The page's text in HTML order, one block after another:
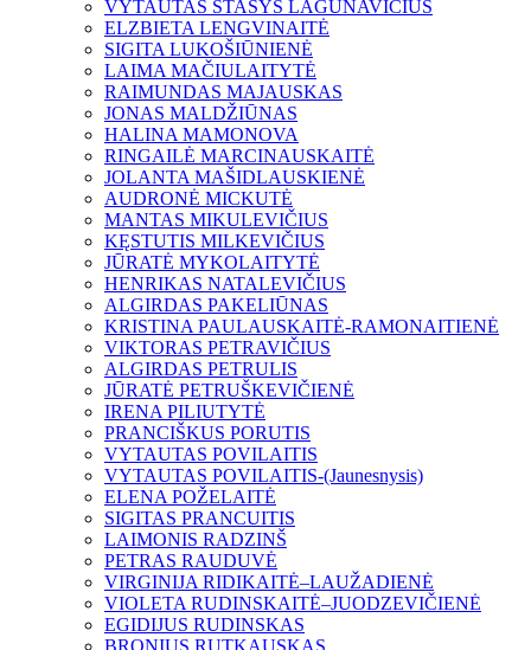
VYTAUTAS STASYS LAGUNAVIČIUS
ELZBIETA LENGVINAITĖ
SIGITA LUKOŠIŪNIENĖ
LAIMA MAČIULAITYTĖ
RAIMUNDAS MAJAUSKAS
JONAS MALDŽIŪNAS
HALINA MAMONOVA
RINGAILĖ MARCINAUSKAITĖ
JOLANTA MAŠIDLAUSKIENĖ
AUDRONĖ MICKUTĖ
MANTAS MIKULEVIČIUS
KĘSTUTIS MILKEVIČIUS
JŪRATĖ MYKOLAITYTĖ
HENRIKAS NATALEVIČIUS
ALGIRDAS PAKELIŪNAS
KRISTINA PAULAUSKAITĖ-RAMONAITIENĖ
VIKTORAS PETRAVIČIUS
ALGIRDAS PETRULIS
JŪRATĖ PETRUŠKEVIČIENĖ
IRENA PILIUTYTĖ
PRANCIŠKUS PORUTIS
VYTAUTAS POVILAITIS
VYTAUTAS POVILAITIS-(Jaunesnysis)
ELENA POŽELAITĖ
SIGITAS PRANCUITIS
LAIMONIS RADZINŠ
PETRAS RAUDUVĖ
VIRGINIJA RIDIKAITĖ–LAUŽADIENĖ
VIOLETA RUDINSKAITĖ–JUODZEVIČIENĖ
EGIDIJUS RUDINSKAS